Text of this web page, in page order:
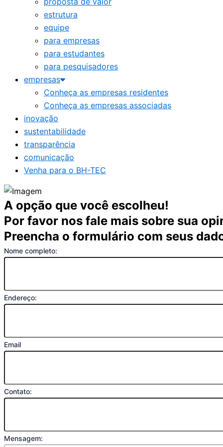
estrutura
equipe
para empresas
para estudantes
para pesquisadores
empresas
Conheça as empresas residentes
Conheça as empresas associadas
inovação
sustentabilidade
transparência
comunicação
Venha para o BH-TEC
A opção que você escolheu!
Por favor nos fale mais sobre sua
Preencha o formulário com seus
Nome completo:
Endereço:
Email
Contato:
Mensagem: